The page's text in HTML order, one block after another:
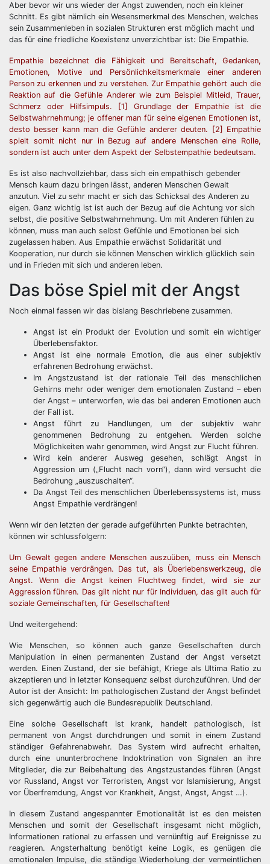
Aber bevor wir uns wieder der Angst zuwenden, noch ein kleiner
Schnitt. Es gibt nämlich ein Wesensmerkmal des Menschen, welches
sein Zusammenleben in sozialen Strukturen erst möglich macht und
das für eine friedliche Koexistenz unverzichtbar ist: Die Empathie.
Empathie bezeichnet die Fähigkeit und Bereitschaft, Gedanken,
Emotionen, Motive und Persönlichkeitsmerkmale einer anderen
Person zu erkennen und zu verstehen. Zur Empathie gehört auch die
Reaktion auf die Gefühle Anderer wie zum Beispiel Mitleid, Trauer,
Schmerz oder Hilfsimpuls. [1] Grundlage der Empathie ist die
Selbstwahrnehmung; je offener man für seine eigenen Emotionen ist,
desto besser kann man die Gefühle anderer deuten. [2] Empathie
spielt somit nicht nur in Bezug auf andere Menschen eine Rolle,
sondern ist auch unter dem Aspekt der Selbstempathie bedeutsam.
Es ist also nachvollziehbar, dass sich ein empathisch gebender
Mensch kaum dazu bringen lässt, anderen Menschen Gewalt
anzutun. Viel zu sehr macht er sich das Schicksal des Anderen zu
eigen. Ganz wichtig ist ist auch der Bezug auf die Achtung vor sich
selbst, die positive Selbstwahrnehmung. Um mit Anderen fühlen zu
können, muss man auch selbst Gefühle und Emotionen bei sich
zugelassen haben. Aus Empathie erwächst Solidarität und
Kooperation, nur durch sie können Menschen wirklich glücklich sein
und in Frieden mit sich und anderen leben.
Das böse Spiel mit der Angst
Noch einmal fassen wir das bislang Beschriebene zusammen.
Angst ist ein Produkt der Evolution und somit ein wichtiger
Überlebensfaktor.
Angst ist eine normale Emotion, die aus einer subjektiv
erfahrenen Bedrohung erwächst.
Im Angstzustand ist der rationale Teil des menschlichen
Gehirns mehr oder weniger dem emotionalen Zustand – eben
der Angst – unterworfen, wie das bei anderen Emotionen auch
der Fall ist.
Angst führt zu Handlungen, um der subjektiv wahr
genommenen Bedrohung zu entgehen. Werden solche
Möglichkeiten wahr genommen, wird Angst zur Flucht führen.
Wird kein anderer Ausweg gesehen, schlägt Angst in
Aggression um („Flucht nach vorn“), dann wird versucht die
Bedrohung „auszuschalten“.
Da Angst Teil des menschlichen Überlebenssystems ist, muss
Angst Empathie verdrängen!
Wenn wir den letzten der gerade aufgeführten Punkte betrachten,
können wir schlussfolgern:
Um Gewalt gegen andere Menschen auszuüben, muss ein Mensch
seine Empathie verdrängen. Das tut, als Überlebenswerkzeug, die
Angst. Wenn die Angst keinen Fluchtweg findet, wird sie zur
Aggression führen. Das gilt nicht nur für Individuen, das gilt auch für
soziale Gemeinschaften, für Gesellschaften!
Und weitergehend:
Wie Menschen, so können auch ganze Gesellschaften durch
Manipulation in einen permanenten Zustand der Angst versetzt
werden. Einen Zustand, der sie befähigt, Kriege als Ultima Ratio zu
akzeptieren und in letzter Konsequenz selbst durchzuführen. Und der
Autor ist der Ansicht: Im pathologischen Zustand der Angst befindet
sich gegenwärtig auch die Bundesrepublik Deutschland.
Eine solche Gesellschaft ist krank, handelt pathologisch, ist
permanent von Angst durchdrungen und somit in einem Zustand
ständiger Gefahrenabwehr. Das System wird aufrecht erhalten,
durch eine ununterbrochene Indoktrination von Signalen an ihre
Mitglieder, die zur Beibehaltung des Angstzustandes führen (Angst
vor Russland, Angst vor Terroristen, Angst vor Islamisierung, Angst
vor Überfremdung, Angst vor Krankheit, Angst, Angst, Angst …).
In diesem Zustand angespannter Emotionalität ist es den meisten
Menschen und somit der Gesellschaft insgesamt nicht möglich,
Informationen rational zu erfassen und vernünftig auf Ereignisse zu
reagieren. Angsterhaltung benötigt keine Logik, es genügen die
emotionalen Impulse, die ständige Wiederholung der vermeintlichen